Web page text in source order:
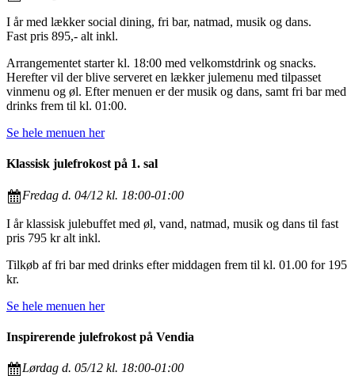
I år med lækker social dining, fri bar, natmad, musik og dans.
Fast pris 895,- alt inkl.
Arrangementet starter kl. 18:00 med velkomstdrink og snacks.
Herefter vil der blive serveret en lækker julemenu med tilpasset
vinmenu og øl. Efter menuen er der musik og dans, samt fri bar med
drinks frem til kl. 01:00.
Se hele menuen her
Klassisk julefrokost på 1. sal
Fredag d. 04/12 kl. 18:00-01:00
I år klassisk julebuffet med øl, vand, natmad, musik og dans til fast
pris 795 kr alt inkl.
Tilkøb af fri bar med drinks efter middagen frem til kl. 01.00 for 195
kr.
Se hele menuen her
Inspirerende julefrokost på Vendia
Lørdag d. 05/12 kl. 18:00-01:00